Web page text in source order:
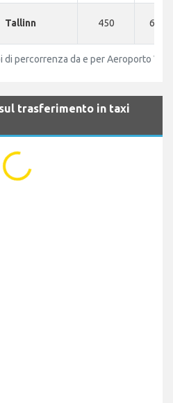
Tallinn 450 610
percorrenza da e per Aeroporto
trasferimento in taxi
...